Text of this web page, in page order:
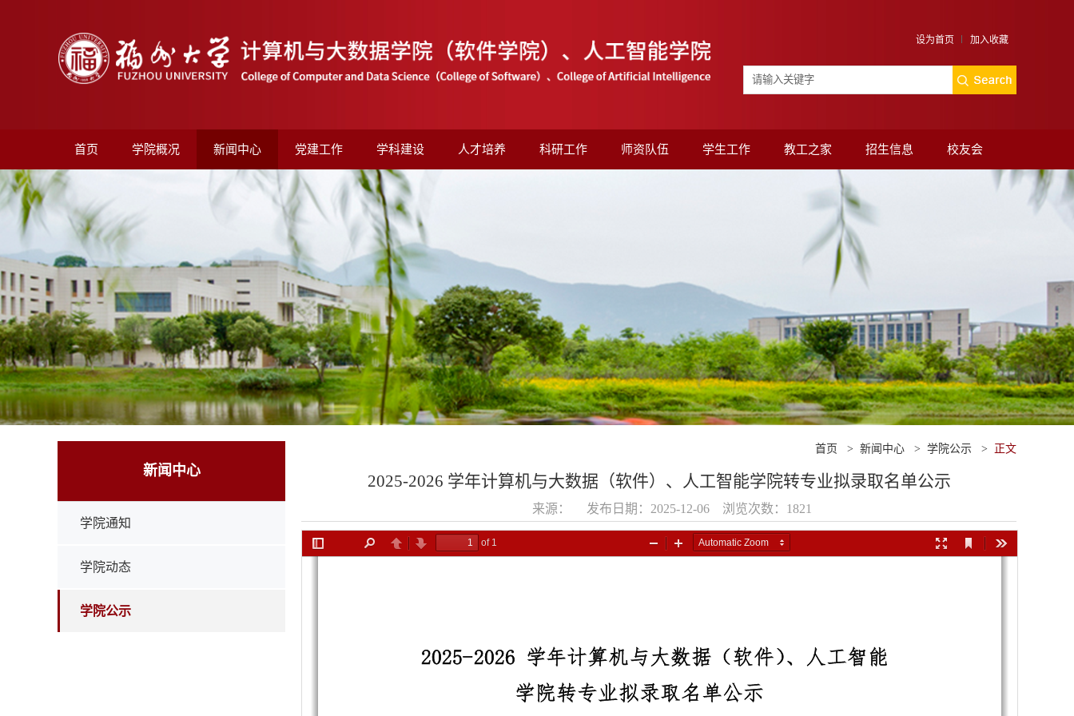
设为首页 加入收藏
首页 学院概况 新闻中心 党建工作 学科建设 人才培养 科研工作 师资队伍 学生工作 教工之家 招生信息 校友会
新闻中心
学院通知
学院动态
学院公示
首页 > 新闻中心 > 学院公示 > 正文
2025-2026 学年计算机与大数据（软件）、人工智能学院转专业拟录取名单公示
来源： 发布日期：2025-12-06 浏览次数： 1821